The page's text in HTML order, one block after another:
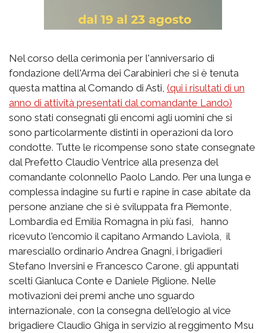
Nel corso della cerimonia per l'anniversario di
fondazione dell'Arma dei Carabinieri che si è tenuta
questa mattina al Comando di Asti, (qui i risultati di un
anno di attività presentati dal comandante Lando)
sono stati consegnati gli encomi agli uomini che si
sono particolarmente distinti in operazioni da loro
condotte. Tutte le ricompense sono state consegnate
dal Prefetto Claudio Ventrice alla presenza del
comandante colonnello Paolo Lando. Per una lunga e
complessa indagine su furti e rapine in case abitate da
persone anziane che si è sviluppata fra Piemonte,
Lombardia ed Emilia Romagna in più fasi, hanno
ricevuto l'encomio il capitano Armando Laviola, il
maresciallo ordinario Andrea Gnagni, i brigadieri
Stefano Inversini e Francesco Carone, gli appuntati
scelti Gianluca Conte e Daniele Piglione. Nelle
motivazioni dei premi anche uno sguardo
internazionale, con la consegna dell'elogio al vice
brigadiere Claudio Ghiga in servizio al reggimento Msu